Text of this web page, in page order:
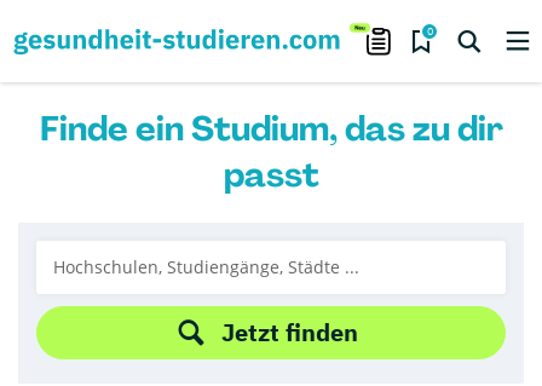
0
Finde ein Studium, das zu dir
passt
Jetzt finden